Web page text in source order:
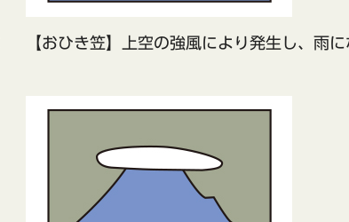
【おひき笠】上空の強風により発生し、雨